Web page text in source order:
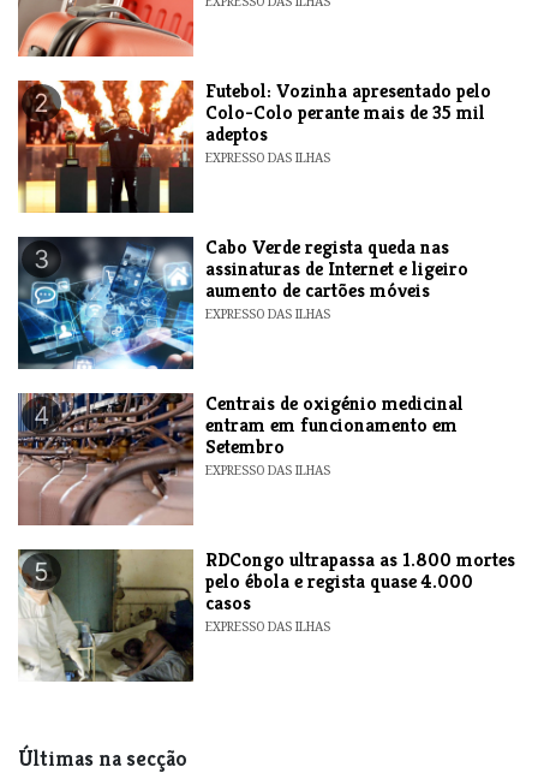
2
Futebol: Vozinha apresentado pelo
Colo-Colo perante mais de 35 mil
adeptos
EXPRESSO DAS ILHAS
3
Cabo Verde regista queda nas
assinaturas de Internet e ligeiro
aumento de cartões móveis
EXPRESSO DAS ILHAS
4
Centrais de oxigénio medicinal
entram em funcionamento em
Setembro
EXPRESSO DAS ILHAS
5
RDCongo ultrapassa as 1.800 mortes
pelo ébola e regista quase 4.000
casos
EXPRESSO DAS ILHAS
Últimas na secção